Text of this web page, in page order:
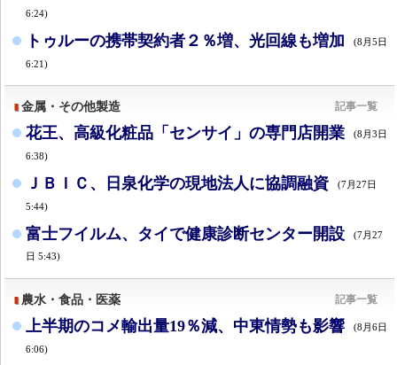
6:24)
トゥルーの携帯契約者２％増、光回線も増加 (8月5日
6:21)
金属・その他製造 記事一覧
花王、高級化粧品「センサイ」の専門店開業 (8月3日
6:38)
ＪＢＩＣ、日泉化学の現地法人に協調融資 (7月27日
5:44)
富士フイルム、タイで健康診断センター開設
(7月27
日 5:43)
農水・食品・医薬 記事一覧
上半期のコメ輸出量19％減、中東情勢も影響 (8月6日
6:06)